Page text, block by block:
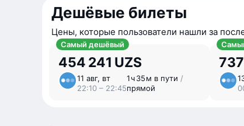
Дешёвые билеты
Цены, которые пользователи нашли за
Самый дешёвый
454 241 UZS
11 авг, вт
22:10 – 22:45
1 ⁠ч 35 ⁠м в пути /
прямой